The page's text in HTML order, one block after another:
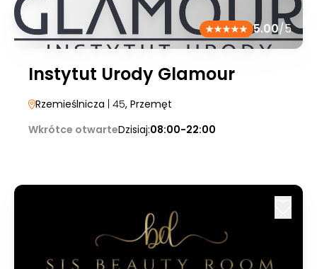
5.00/5
Instytut Urody Glamour
Rzemieślnicza | 45, Przemęt
Wkrótce otwarteDzisiaj:08:00-22:00